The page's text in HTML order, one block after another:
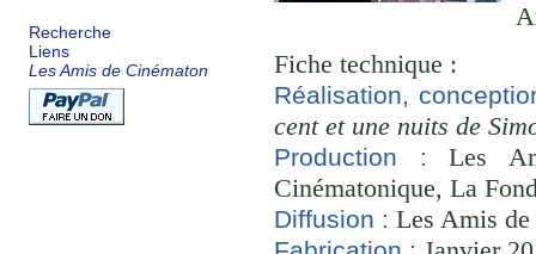
Recherche
Liens
Les Amis de Cinématon
Fiche technique :
Réalisation,
cent et une nuits de
Production :
Les
Cinématonique, La
Diffusion : Les Amis